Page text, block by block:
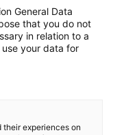
e-kette®
Art-Nr.:
im Innen- und
General Data
that you do not
in relation to a
your data for
their experiences on